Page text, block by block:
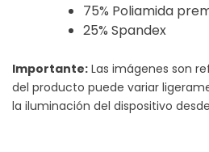
75% Poliamida
25% Spandex
Importante: Las imágenes son
del producto puede variar
la iluminación del dispositivo